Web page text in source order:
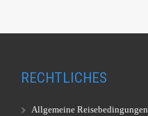
RECHTLICHES
Allgemeine Reisebedingungen